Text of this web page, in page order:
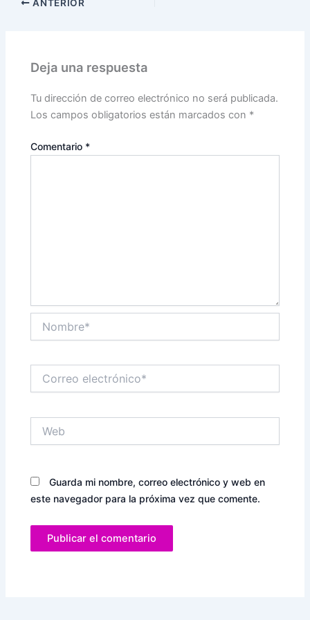
ANTERIOR
Deja una respuesta
Tu dirección de correo electrónico no será publicada.
Los campos obligatorios están marcados con *
Comentario *
electrónico*
Guarda mi nombre, correo electrónico y web en
este navegador para la próxima vez que comente.